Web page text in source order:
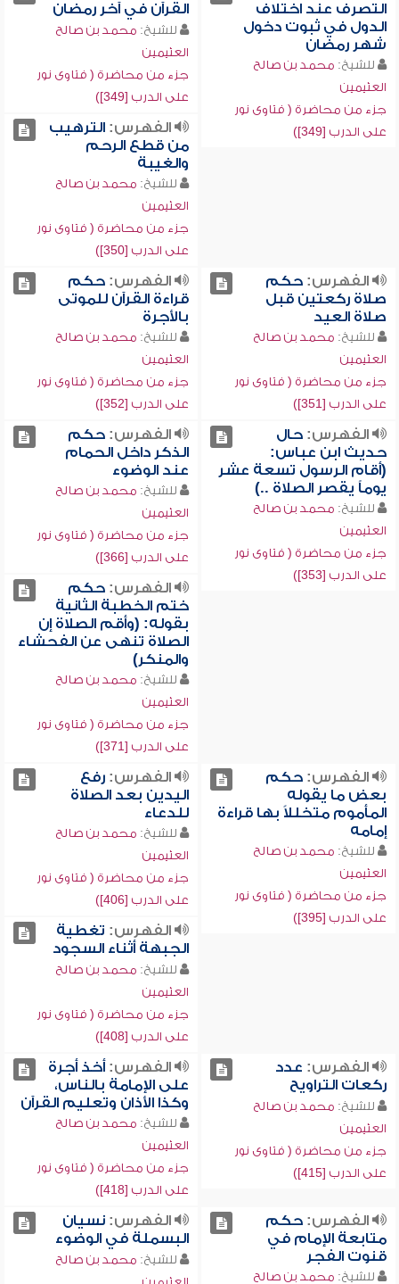
التصرف عند اختلاف
الدول في ثبوت دخول
شهر رمضان
للشيخ: محمد بن صالح
العثيمين
جزء من محاضرة ( فتاوى نور
على الدرب [349])
القرآن في آخر رمضان
للشيخ: محمد بن صالح
العثيمين
جزء من محاضرة ( فتاوى نور
على الدرب [349])
الفهرس:الترهيب
من قطع الرحم
والغيبة
للشيخ: محمد بن صالح
العثيمين
جزء من محاضرة ( فتاوى نور
على الدرب [350])
الفهرس:حكم
صلاة ركعتين قبل
صلاة العيد
للشيخ: محمد بن صالح
العثيمين
جزء من محاضرة ( فتاوى نور
على الدرب [351])
الفهرس:حكم
قراءة القرآن للموتى
بالأجرة
للشيخ: محمد بن صالح
العثيمين
جزء من محاضرة ( فتاوى نور
على الدرب [352])
الفهرس:حال
حديث ابن عباس:
(أقام الرسول تسعة عشر
يوماً يقصر الصلاة ..)
للشيخ: محمد بن صالح
العثيمين
جزء من محاضرة ( فتاوى نور
على الدرب [353])
الفهرس:حكم
الذكر داخل الحمام
عند الوضوء
للشيخ: محمد بن صالح
العثيمين
جزء من محاضرة ( فتاوى نور
على الدرب [366])
الفهرس:حكم
ختم الخطبة الثانية
بقوله: (وأقم الصلاة إن
الصلاة تنهى عن الفحشاء
والمنكر)
للشيخ: محمد بن صالح
العثيمين
جزء من محاضرة ( فتاوى نور
على الدرب [371])
الفهرس:حكم
بعض ما يقوله
المأموم متخللاً بها قراءة
إمامه
للشيخ: محمد بن صالح
العثيمين
جزء من محاضرة ( فتاوى نور
على الدرب [395])
الفهرس:رفع
اليدين بعد الصلاة
للدعاء
للشيخ: محمد بن صالح
العثيمين
جزء من محاضرة ( فتاوى نور
على الدرب [406])
الفهرس: تغطية
الجبهة أثناء السجود
للشيخ: محمد بن صالح
العثيمين
جزء من محاضرة ( فتاوى نور
على الدرب [408])
الفهرس: عدد
ركعات التراويح
للشيخ: محمد بن صالح
العثيمين
جزء من محاضرة ( فتاوى نور
على الدرب [415])
الفهرس:أخذ أجرة
على الإمامة بالناس،
وكذا الأذان وتعليم القرآن
للشيخ: محمد بن صالح
العثيمين
جزء من محاضرة ( فتاوى نور
على الدرب [418])
الفهرس:حكم
متابعة الإمام في
قنوت الفجر
للشيخ: محمد بن صالح
الفهرس:نسيان
البسملة في الوضوء
للشيخ: محمد بن صالح